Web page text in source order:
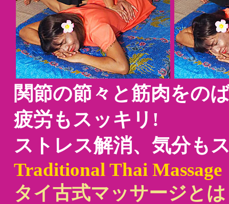
関節の節々と筋肉をの
疲労もスッキリ!
ストレス解消、気分も
Traditional Thai Massage
タイ古式マッサージと